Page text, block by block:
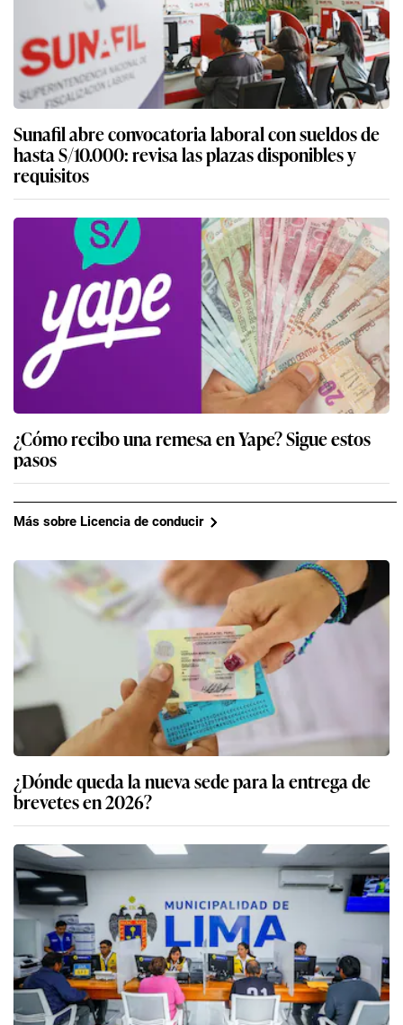
Sunafil abre convocatoria laboral con sueldos de
hasta S/10.000: revisa las plazas disponibles y
requisitos
¿Cómo recibo una remesa en Yape? Sigue estos
pasos
Más sobre Licencia de conducir
¿Dónde queda la nueva sede para la entrega de
brevetes en 2026?